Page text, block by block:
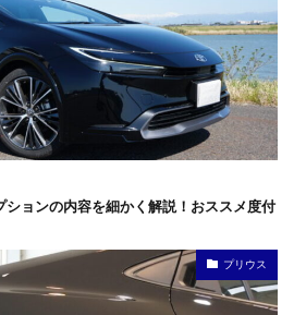
ョンの内容を細かく解説！おススメ度付
プリウス